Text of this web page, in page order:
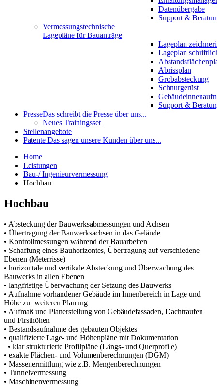
Datenübergabe
Support &
Vermessungstechnische
Lagepläne für Bauanträge
Lageplan
Lageplan
Abrissplan
Grobabsteckung
Schnurgerüst
Support &
PresseDas schreibt die Presse über uns...
Neues Trainingsset
Stellenangebote
Patente Das sagen unsere Kunden über uns...
Home
Leistungen
Bau-/ Ingenieurvermessung
Hochbau
Hochbau
• Absteckung der Bauwerksabmessungen und Achsen
• Übertragung der Bauwerksachsen in das Gelände
• Kontrollmessungen während der Bauarbeiten
• Schaffung eines Bauhorizontes, Übertragung auf verschiedene
Ebenen (Meterrisse)
• horizontale und vertikale Absteckung und Überwachung des
Bauwerks in allen Ebenen
• langfristige Überwachung der Setzung des Bauwerks
• Aufnahme vorhandener Gebäude im Innenbereich in Lage und
Höhe zur weiteren Planung
• Aufmaß und Planerstellung von Gebäudefassaden, Dachtraufen
und Firsthöhen
• Bestandsaufnahme des gebauten Objektes
• qualifizierte Lage- und Höhenpläne mit Dokumentation
• klar strukturierte Profilpläne (Längs- und Querprofile)
• exakte Flächen- und Volumenberechnungen (DGM)
• Massenermittlung wie z.B. Mengenberechnungen
• Tunnelvermessung
• Maschinenvermessung